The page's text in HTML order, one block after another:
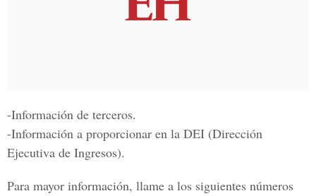
-Información de terceros.
-Información a proporcionar en la DEI (Dirección
Ejecutiva de Ingresos).
Para mayor información, llame a los siguientes números